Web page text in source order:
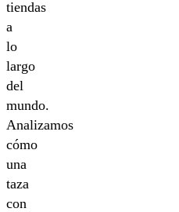
tiendas
a
lo
largo
del
mundo.
Analizamos
cómo
una
taza
con